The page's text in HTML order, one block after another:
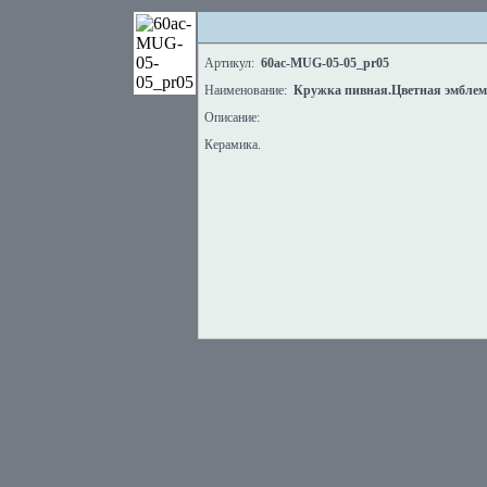
Артикул: 60ac-MUG-05-05_pr05
Наименование: Кружка пивная.Цветная
Описание:
Керамика.